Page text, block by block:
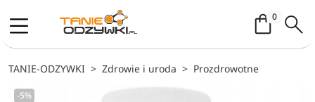
0Koszyk /
TANIE-ODZYWKI Zdrowie i uroda Prozdrowotne
-5%